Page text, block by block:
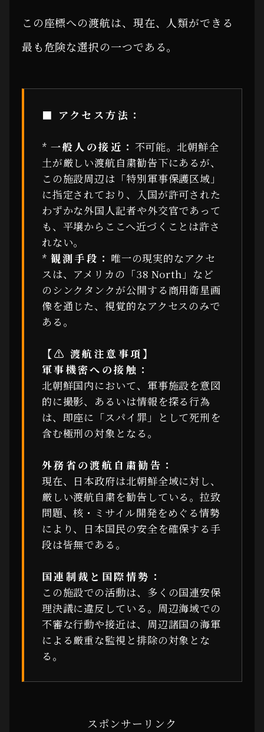
この座標への渡航は、現在、人類ができる
最も危険な選択の一つである。
■ アクセス方法：
* 一般人の接近： 不可能。北朝鮮全
土が厳しい渡航自粛勧告下にあるが、
この施設周辺は「特別軍事保護区域」
に指定されており、入国が許可された
わずかな外国人記者や外交官であって
も、平壌からここへ近づくことは許さ
れない。
* 観測手段： 唯一の現実的なアクセ
スは、アメリカの「38 North」など
のシンクタンクが公開する商用衛星画
像を通じた、視覚的なアクセスのみで
ある。
【⚠ 渡航注意事項】
軍事機密への接触：
北朝鮮国内において、軍事施設を意図
的に撮影、あるいは情報を探る行為
は、即座に「スパイ罪」として死刑を
含む極刑の対象となる。
外務省の渡航自粛勧告：
現在、日本政府は北朝鮮全域に対し、
厳しい渡航自粛を勧告している。拉致
問題、核・ミサイル開発をめぐる情勢
により、日本国民の安全を確保する手
段は皆無である。
国連制裁と国際情勢：
この施設での活動は、多くの国連安保
理決議に違反している。周辺海域での
不審な行動や接近は、周辺諸国の海軍
による厳重な監視と排除の対象とな
る。
スポンサーリンク